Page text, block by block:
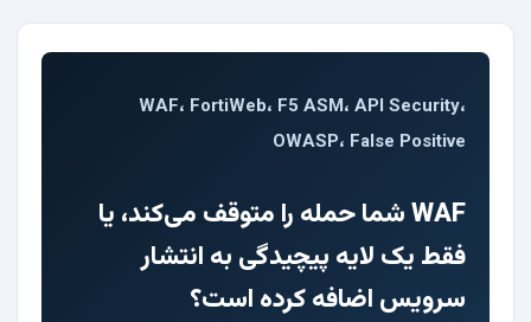
WAF، FortiWeb، F5 ASM، API Security،
OWASP، False Positive
WAF شما حمله را متوقف می‌کند، یا
فقط یک لایه پیچیدگی به انتشار
سرویس اضافه کرده است؟